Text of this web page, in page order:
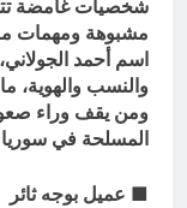
شخصيات غامضة
مشبوهة ومهمات
اسم أحمد
والنسب والهوية،
ومن يقف وراء
المسلحة في
■ عميل بوجه ثائر